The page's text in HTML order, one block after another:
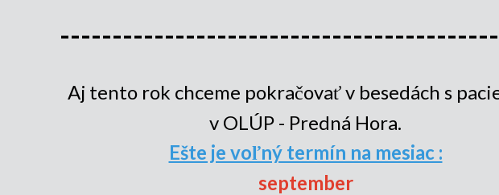
Aj tento rok chceme pokračovať v besedách s
v OLÚP - Predná Hora.
Ešte je voľný termín na mesiac :
september